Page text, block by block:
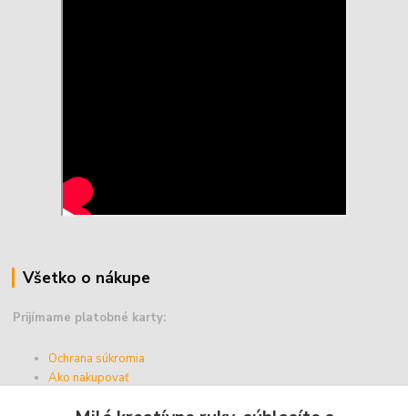
Všetko o nákupe
Prijímame platobné karty:
Ochrana súkromia
Ako nakupovať